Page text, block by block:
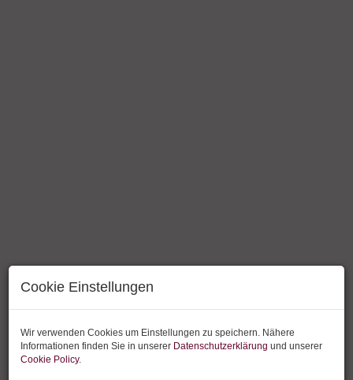
Cookie Einstellungen
Wir verwenden Cookies um Einstellungen zu speichern. Nähere
Informationen finden Sie in unserer Datenschutzerklärung und unserer
Cookie Policy.